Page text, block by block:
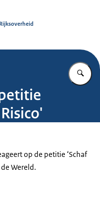
Rijksoverheid
op de petitie ‘Schaf
Wereld.